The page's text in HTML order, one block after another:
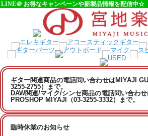
LINE＠ お得なキャンペーンや新製品情報を配信中☆
ギター関連商品の電話問い合わせはMIYAJI
3255-2755）まで。
DAW関連/マイク/シンセ商品の電話問い合わ
PROSHOP MIYAJI（03-3255-3332）まで。
臨時休業のお知らせ